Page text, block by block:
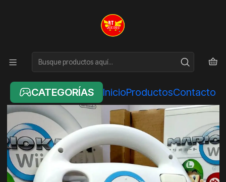
CATEGORÍAS InicioProductosContacto